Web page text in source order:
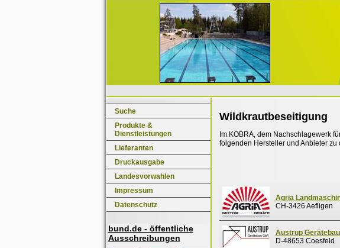
Suche
Produkte &
Dienstleistungen
Lieferanten
Druckausgabe
Landesvorwahlen
Impressum
Datenschutz
bund.de - öffentliche
Ausschreibungen
Wildkrautbeseitigung
Im KOBRA, dem Nachschlagewerk
folgenden Hersteller und Anbieter zu
Agria
CH-3426 Aefligen
Austrup
D-48653 Coesfeld